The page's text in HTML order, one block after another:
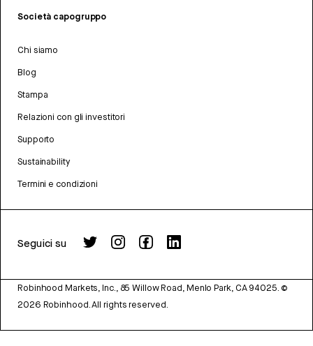
Società capogruppo
Chi siamo
Blog
Stampa
Relazioni con gli investitori
Supporto
Sustainability
Termini e condizioni
Seguici su
Robinhood Markets, Inc., 85 Willow Road, Menlo Park, CA 94025. ©
2026 Robinhood. All rights reserved.